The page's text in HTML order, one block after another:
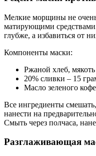
Мелкие морщины не
матирующими
глубже, а избавиться от
Компоненты маски:
Ржаной хлеб,
20% сливки – 15
Масло зеленого
Все ингредиенты
нанести на
Смыть через полчаса,
Разглаживающая